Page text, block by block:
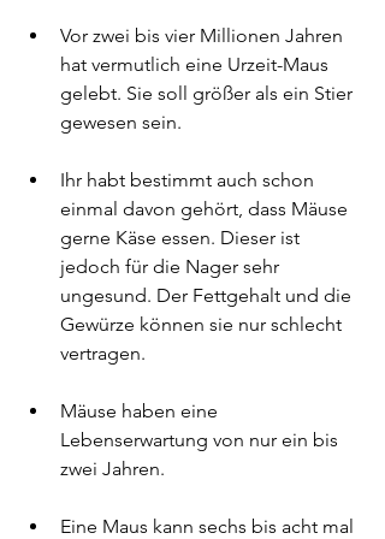
Vor zwei bis vier Millionen Jahren
hat vermutlich eine Urzeit-Maus
gelebt. Sie soll größer als ein Stier
gewesen sein.
Ihr habt bestimmt auch schon
einmal davon gehört, dass Mäuse
gerne Käse essen. Dieser ist
jedoch für die Nager sehr
ungesund. Der Fettgehalt und die
Gewürze können sie nur schlecht
vertragen.
Mäuse haben eine
Lebenserwartung von nur ein bis
zwei Jahren.
Eine Maus kann sechs bis acht mal